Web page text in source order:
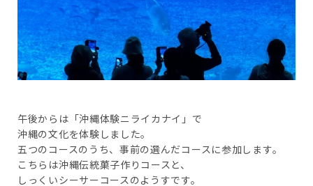
午後からは「沖縄体験ニライカナイ」で
沖縄の文化を体験しました。
五つのコースのうち、事前の選んだコースに参加します。
こちらは沖縄伝統菓子作りコースと、
しっくいシーサーコースのようすです。